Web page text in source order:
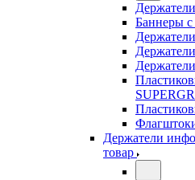
Баннеры
Держатели
товар